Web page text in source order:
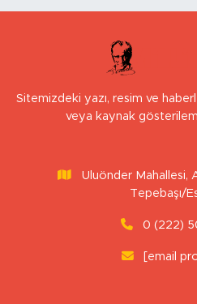
Sitemizdeki yazı, resim ve
veya kaynak
Uluönder Mahallesi,
Tepebaşı/
0 (222)
[email